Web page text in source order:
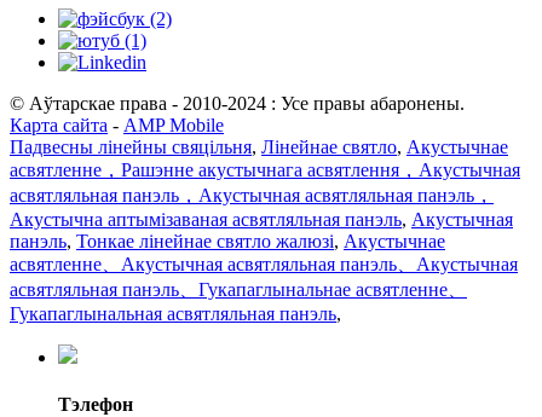
© Аўтарскае права - 2010-2024 : Усе правы абаронены.
Карта сайта - AMP Mobile
Падвесны лінейны свяцільня, Лінейнае святло, Акустычнае
асвятленне，Рашэнне акустычнага асвятлення，Акустычная
асвятляльная панэль，Акустычная асвятляльная панэль，
Акустычна аптымізаваная асвятляльная панэль, Акустычная
панэль, Тонкае лінейнае святло жалюзі, Акустычнае
асвятленне、Акустычная асвятляльная панэль、Акустычная
асвятляльная панэль、Гукапаглынальнае асвятленне、
Гукапаглынальная асвятляльная панэль,
Тэлефон